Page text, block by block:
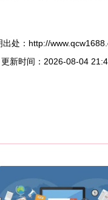
出处：http://
更新时间：2026-08-04